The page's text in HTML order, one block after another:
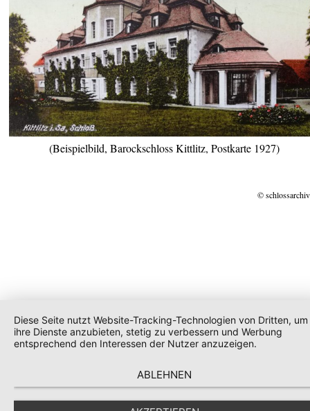
(Beispielbild, Barockschloss Kittlitz, Postkarte 1927)
©
Diese Seite nutzt Website-Tracking-Technologien von Dritten, um
ihre Dienste anzubieten, stetig zu verbessern und Werbung
entsprechend den Interessen der Nutzer anzuzeigen.
ABLEHNEN